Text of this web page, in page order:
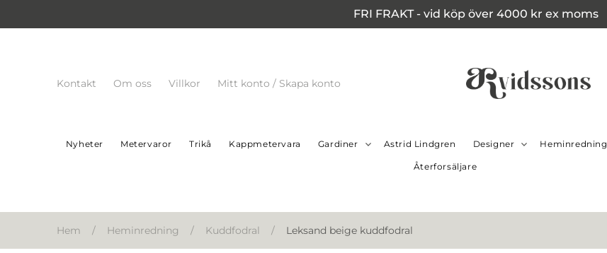
FRI FRAKT - vid köp över 4000 kr ex moms
Kontakt Om oss Villkor Mitt konto / Skapa konto
Nyheter Metervaror Trikå Kappmetervara Gardiner Astrid Lindgren Designer Heminredning
Återforsäljare
Hem / Heminredning / Kuddfodral / Leksand beige kuddfodral